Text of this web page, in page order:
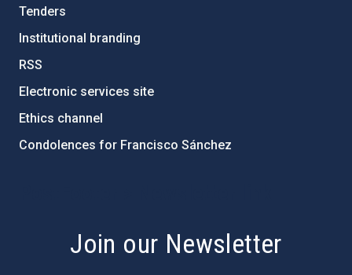
Tenders
Institutional branding
RSS
Electronic services site
Ethics channel
Condolences for Francisco Sánchez
Join our Newsletter